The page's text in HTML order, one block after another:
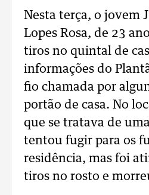
Nesta terça, o jovem
Lopes Rosa, de 23
tiros no quintal de
informações do
fio chamada por
portão de casa. No
que se tratava de
tentou fugir para os
residência, mas foi
tiros no rosto e